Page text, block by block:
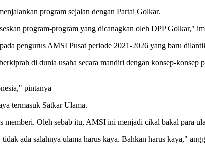
program sejalan dengan Partai Golkar.
program-program yang dicanagkan oleh DPP Golkar,"
pengurus AMSI Pusat periode 2021-2026 yang baru
di dunia usaha secara mandiri dengan konsep-konsep
pintanya
termasuk Satkar Ulama.
Oleh sebab itu, AMSI ini menjadi cikal bakal para
ada salahnya ulama harus kaya. Bahkan harus kaya,"